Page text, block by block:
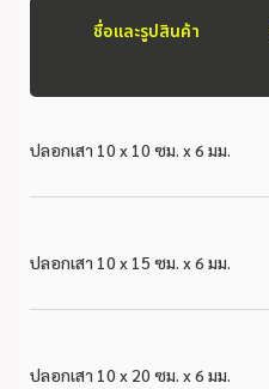
ชื่อและรูปสินค้า
ปลอกเสา 10 x 10 ซม. x 6 มม.
ปลอกเสา 10 x 15 ซม. x 6 มม.
ปลอกเสา 10 x 20 ซม. x 6 มม.